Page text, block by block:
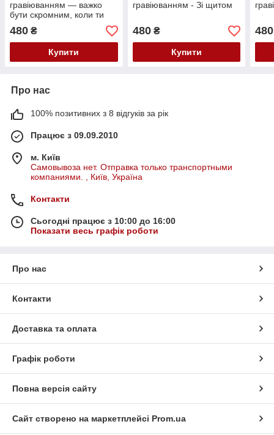
гравіюванням — важко
бути скромним, коли ти
найкращий
480 ₴
Купити
гравіюванням - Зі щитом
480₴
Купити
480
Про нас
100% позитивних з 8 відгуків за рік
Працює з 09.09.2010
м. Київ
Самовывоза нет. Отправка только транспортными
компаниями. , Київ, Україна
Контакти
Сьогодні працює з 10:00 до 16:00
Показати весь графік роботи
Про нас
Контакти
Доставка та оплата
Графік роботи
Повна версія сайту
Сайт створено на маркетплейсі Prom.ua